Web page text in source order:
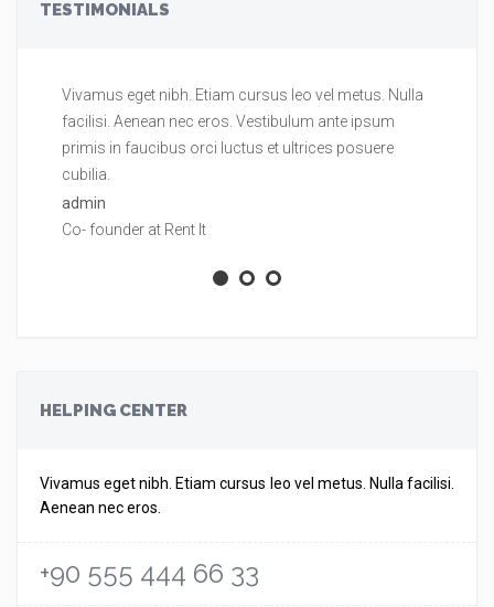
TESTIMONIALS
Vivamus eget nibh. Etiam cursus leo vel metus. Nulla
facilisi. Aenean nec eros. Vestibulum ante ipsum
primis in faucibus orci luctus et ultrices posuere
cubilia.
admin
Co- founder at Rent It
HELPING CENTER
Vivamus eget nibh. Etiam cursus leo vel metus. Nulla facilisi.
Aenean nec eros.
+90 555 444 66 33